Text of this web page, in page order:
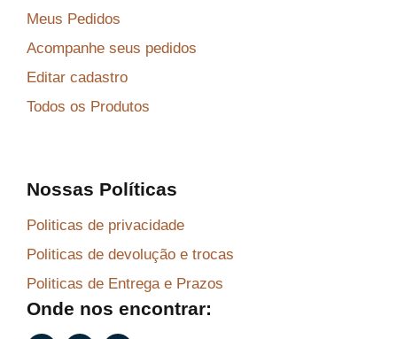
Meus Pedidos
Acompanhe seus pedidos
Editar cadastro
Todos os Produtos
Nossas Políticas
Politicas de privacidade
Politicas de devolução e trocas
Politicas de Entrega e Prazos
Onde nos encontrar: